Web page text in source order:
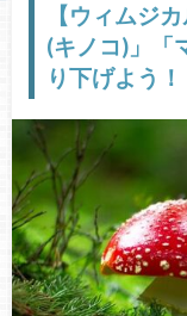
【ウィムジ
(キノコ)」「
り下げよう！